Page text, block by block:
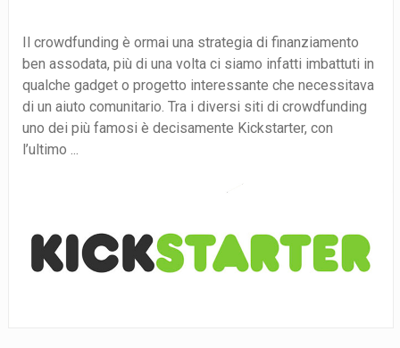
Il crowdfunding è ormai una strategia di finanziamento
ben assodata, più di una volta ci siamo infatti imbattuti in
qualche gadget o progetto interessante che necessitava
di un aiuto comunitario. Tra i diversi siti di crowdfunding
uno dei più famosi è decisamente Kickstarter, con
l’ultimo ...